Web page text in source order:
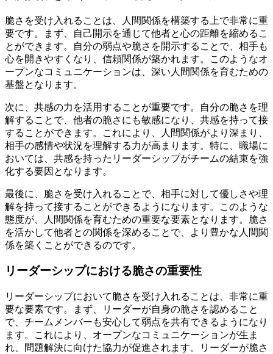
脆さを受け入れることは、人間関係を構築する上で非常に重
要です。まず、自己開示を通じて他者と心の距離を縮めるこ
とができます。自分の弱点や脆さを開示することで、相手も
心を開きやすくなり、信頼関係が築かれます。このようなオ
ープンなコミュニケーションは、深い人間関係を育むための
基盤となります。
次に、共感の力を活用することが重要です。自分の脆さを理
解することで、他者の脆さにも敏感になり、共感を持って接
することができます。これにより、人間関係がより深まり、
相手の感情や状況を理解する力が高まります。特に、職場に
おいては、共感を持ったリーダーシップがチームの結束を強
化する要因となります。
最後に、脆さを受け入れることで、相手に対して優しさや理
解を持って接することができるようになります。このような
態度が、人間関係を育むための重要な要素となります。脆さ
を活かして他者との関係を深めることで、より豊かな人間関
係を築くことができるのです。
リーダーシップにおける脆さの重要性
リーダーシップにおいて脆さを受け入れることは、非常に重
要な要素です。まず、リーダーが自身の脆さを認めること
で、チームメンバーも安心して弱点を共有できるようになり
ます。これにより、オープンなコミュニケーションが生ま
れ、問題解決に向けた協力が促進されます。リーダーが脆さ